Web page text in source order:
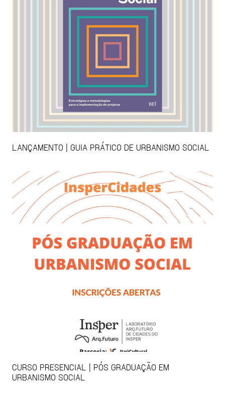
LANÇAMENTO | GUIA PRÁTICO DE URBANISMO SOCIAL
CURSO PRESENCIAL | PÓS GRADUAÇÃO EM
URBANISMO SOCIAL